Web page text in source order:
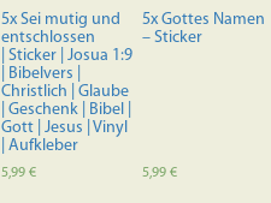
der
Produktseite
gewählt
5x Sei mutig und
entschlossen
| Sticker | Josua 1:9
| Bibelvers |
Christlich | Glaube
| Geschenk | Bibel |
Gott | Jesus | Vinyl
| Aufkleber
5,99 €
5x Gottes Namen
– Sticker
5,99€